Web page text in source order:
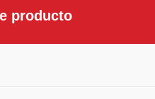
producto